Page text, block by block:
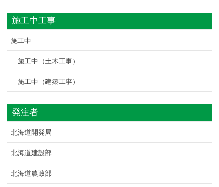
施工中工事
施工中
施工中（土木工事）
施工中（建築工事）
発注者
北海道開発局
北海道建設部
北海道農政部